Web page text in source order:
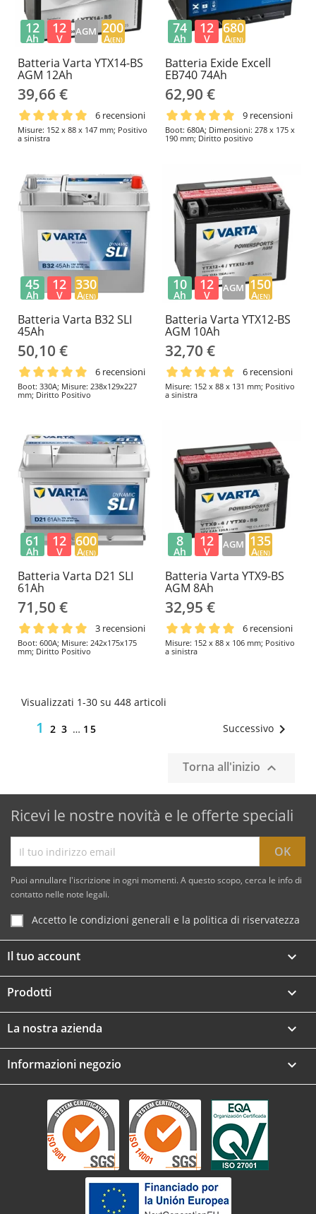
Batteria Varta YTX14-BS
AGM 12Ah
39,66 €
6 recensioni
Misure: 152 x 88 x 147 mm; Positivo
a sinistra
12
Ah
12
V
AGM 200
A(EN)
Batteria Exide Excell
EB740 74Ah
62,90 €
9 recensioni
Boot: 680A; Dimensioni: 278 x 175 x
190 mm; Diritto positivo
74
Ah
12
V
680
A(EN)
Batteria Varta B32 SLI
45Ah
50,10 €
6 recensioni
Boot: 330A; Misure: 238x129x227
mm; Diritto Positivo
45
Ah
12
V
330
A(EN)
Batteria Varta YTX12-BS
AGM 10Ah
32,70 €
6 recensioni
Misure: 152 x 88 x 131 mm; Positivo
a sinistra
10
Ah
12
V
AGM 150
A(EN)
Batteria Varta D21 SLI
61Ah
71,50 €
3 recensioni
Boot: 600A; Misure: 242x175x175
mm; Diritto Positivo
61
Ah
12
V
600
A(EN)
Batteria Varta YTX9-BS
AGM 8Ah
32,95 €
6 recensioni
Misure: 152 x 88 x 106 mm; Positivo
a sinistra
8
Ah
12
V
AGM 135
A(EN)
Visualizzati 1-30 su 448 articoli
1 2 3 … 15 Successivo 
Torna all'inizio 
Ricevi le nostre novità e le offerte speciali
Puoi annullare l'iscrizione in ogni momenti. A questo scopo, cerca le info di
contatto nelle note legali.
Accetto le condizioni generali e la politica di riservatezza
Il tuo account 
Prodotti 
La nostra azienda 
Informazioni negozio keyboard_arrow_down